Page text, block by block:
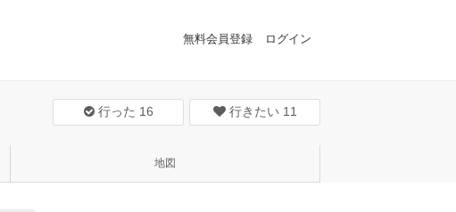
無料会員登録 ログイン
行った 16 行きたい 11
地図